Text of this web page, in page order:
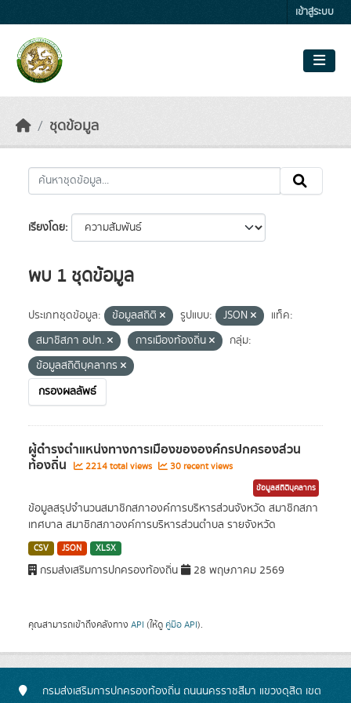
เข้าสู่ระบบ
ชุดข้อมูล
เรียงโดย
พบ 1 ชุดข้อมูล
ประเภทชุดข้อมูล: ข้อมูลสถิติ รูปแบบ: JSON
แท็ค:
สมาชิสภา อปท.
การเมืองท้องถิ่น
กลุ่ม:
ข้อมูลสถิติบุคลากร
กรองผลลัพธ์
ผู้ดำรงตำแหน่งทางการเมืองขององค์กรปกครองส่วน
ท้องถิ่น 2214 total views 30 recent views
ข้อมูลสถิติบุคลากร
ข้อมูลสรุปจำนวนสมาชิกสภาองค์การบริหารส่วนจังหวัด สมาชิกสภา
เทศบาล สมาชิกสภาองค์การบริหารส่วนตำบล รายจังหวัด
CSV JSON XLSX
กรมส่งเสริมการปกครองท้องถิ่น 28 พฤษภาคม 2569
คุณสามารถเข้าถึงคลังทาง API (ให้ดู คู่มือ API).
กรมส่งเสริมการปกครองท้องถิ่น ถนนนครราชสีมา แขวงดุสิต เขต